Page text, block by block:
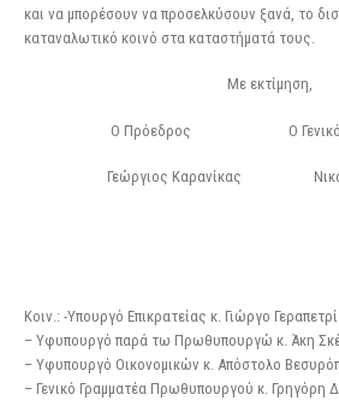
και να μπορέσουν να προσελκύσουν ξανά, το
καταναλωτικό κοινό στα καταστήματά τους.
Με εκτίμηση,
Ο Πρόεδρος Ο Γενικός
Γεώργιος Καρανίκας
Κοιν.: -Υπουργό Επικρατείας κ. Γιώργο
– Υφυπουργό παρά τω Πρωθυπουργώ κ. Άκη
– Υφυπουργό Οικονομικών κ. Απόστολο
– Γενικό Γραμματέα Πρωθυπουργού κ. Γρηγόρη